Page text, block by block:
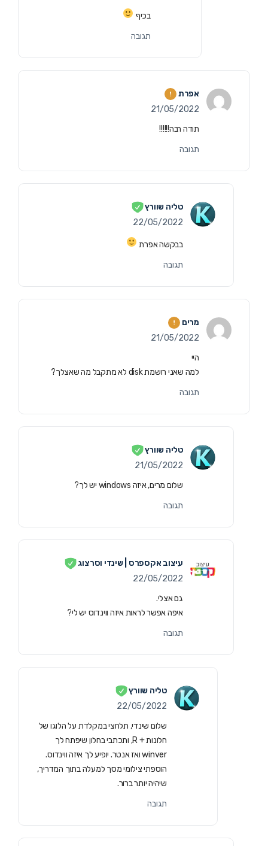
בכיף
תגובה
אפרת
21/05/2022
תודה רבה!!!!!!
תגובה
טליה שוורץ
22/05/2022
בבקשה אפרת
תגובה
מרים
21/05/2022
היי
למה שאני רושמת disk לא מתקבל מה שאצלך?
תגובה
טליה שוורץ
21/05/2022
שלום מרים, איזה windows יש לך?
תגובה
עיצוב אקספרס | שינדי וסרצוג
22/05/2022
גם אצלי.
איפה אפשר לראות איזה ווינדוס יש לי?
תגובה
טליה שוורץ
22/05/2022
שלום שינדי, תלחצי במקלדת על הלוגו של
חלונות + R, ותכתבי בחלון שיפתח לך
winver ואז אנטר. יופיע לך איזה ווינדוס.
הוספתי צילומי מסך למעלה בתוך המדריך,
שיהיה יותר ברור.
תגובה